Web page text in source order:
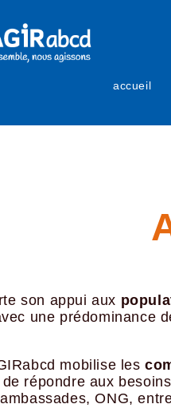
accueil
son appui aux
une prédominance
mobilise les
répondre aux
ONG,